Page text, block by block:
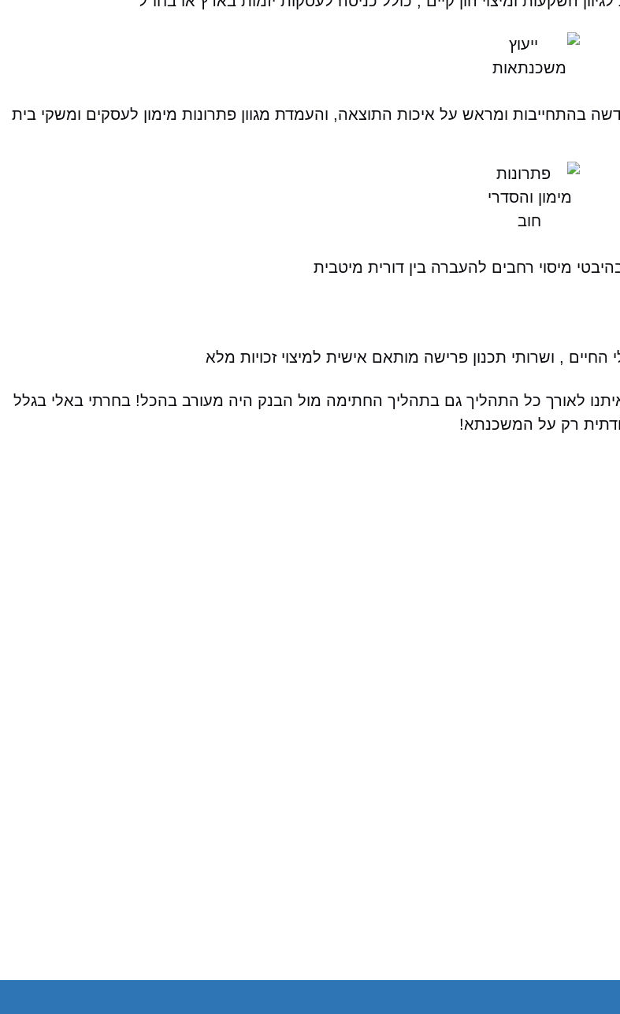
בהתחייבות ומראש על איכות התוצאה, והעמדת מגוון פתרונות מימון לעסקים ומשקי בית
, ושרותי תכנון פרישה מותאם אישית למיצוי זכויות מלא
לאורך כל התהליך גם בתהליך החתימה מול הבנק היה מעורב בהכל! בחרתי באלי בגלל
רק על המשכנתא!